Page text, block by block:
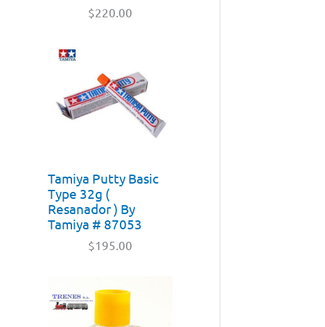
$220.00
Tamiya Putty Basic
Type 32g (
Resanador ) By
Tamiya # 87053
$195.00